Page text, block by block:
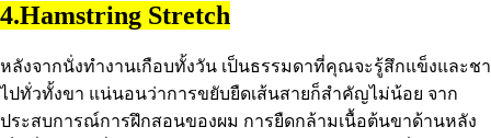
4.Hamstring Stretch
หลังจากนั่งทำงานเกือบทั้งวัน เป็นธรรมดาที่คุณจะรู้สึกแข็งและชา
ไปทั่วทั้งขา แน่นอนว่าการขยับยืดเส้นสายก็สำคัญไม่น้อย จาก
ประสบการณ์การฝึกสอนของผม การยืดกล้ามเนื้อต้นขาด้านหลัง